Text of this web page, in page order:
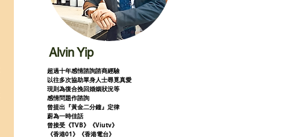
Alvin Yip
超過十年感情諮詢諮商經驗
以往多次協助單身人士尋覓真愛
現則為復合挽回婚姻狀況等
感情問題作諮詢
曾提出『黃金二分鐘』定律
蔚為一時佳話
曾接受《TVB》《Viutv》
《香港01》
《香港電台》